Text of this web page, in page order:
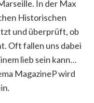
In der Max
Historischen
und überprüft, ob
Oft fallen uns dabei
lieb sein kann…
MagazineP wird